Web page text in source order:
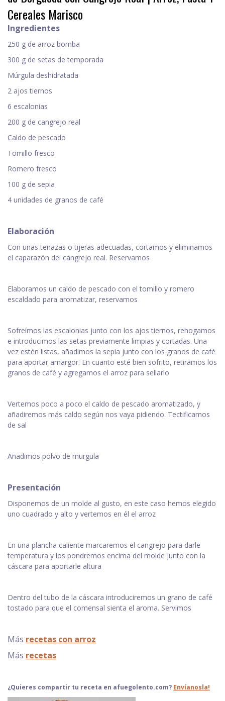
Cereales Marisco
Ingredientes
250 g de arroz bomba
300 g de setas de temporada
Múrgula deshidratada
2 ajos tiernos
6 escalonias
200 g de cangrejo real
Caldo de pescado
Tomillo fresco
Romero fresco
100 g de sepia
4 unidades de granos de café
Elaboración
Con unas tenazas o tijeras adecuadas, cortamos y eliminamos
el caparazón del cangrejo real. Reservamos
Elaboramos un caldo de pescado con el tomillo y romero
escaldado para aromatizar, reservamos
Sofreímos las escalonias junto con los ajos tiernos, rehogamos
e introducimos las setas previamente limpias y cortadas. Una
vez estén listas, añadimos la sepia junto con los granos de café
para aportar amargor. En cuanto esté bien sofrito, retiramos los
granos de café y agregamos el arroz para sellarlo
Vertemos poco a poco el caldo de pescado aromatizado, y
añadiremos más caldo según nos vaya pidiendo. Tectificamos
de sal
Añadimos polvo de murgula
Presentación
Disponemos de un molde al gusto, en este caso hemos elegido
uno cuadrado y alto y vertemos en él el arroz
En una plancha caliente marcaremos el cangrejo para darle
temperatura y los pondremos encima del molde junto con la
cáscara para aportarle altura
Dentro del tubo de la cáscara introduciremos un grano de café
tostado para que el comensal sienta el aroma. Servimos
Más recetas con arroz
Más recetas
¿Quieres compartir tu receta en afuegolento.com? Envíanosla!